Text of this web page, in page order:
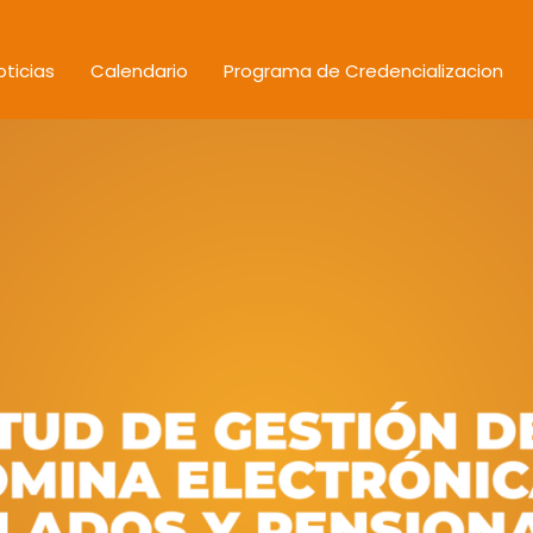
Calendario
Programa de Credencializacion